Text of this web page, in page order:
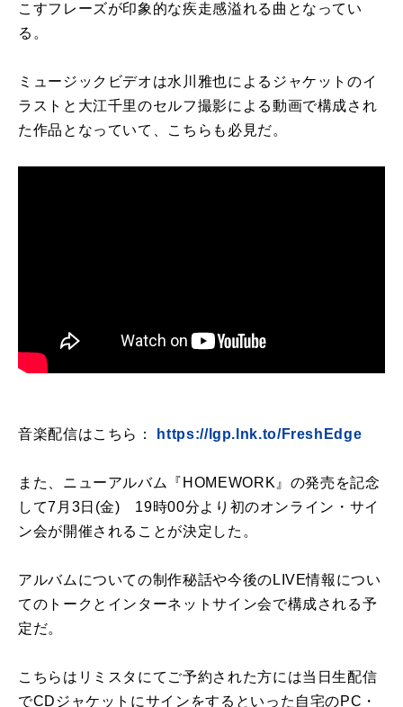
こすフレーズが印象的な疾走感溢れる曲となってい
る。
ミュージックビデオは水川雅也によるジャケットのイ
ラストと大江千里のセルフ撮影による動画で構成され
た作品となっていて、こちらも必見だ。
音楽配信はこちら： https://lgp.lnk.to/FreshEdge
また、ニューアルバム『HOMEWORK』の発売を記念
して7月3日(金) 19時00分より初のオンライン・サイ
ン会が開催されることが決定した。
アルバムについての制作秘話や今後のLIVE情報につい
てのトークとインターネットサイン会で構成される予
定だ。
こちらはリミスタにてご予約された方には当日生配信
でCDジャケットにサインをするといった自宅のPC・